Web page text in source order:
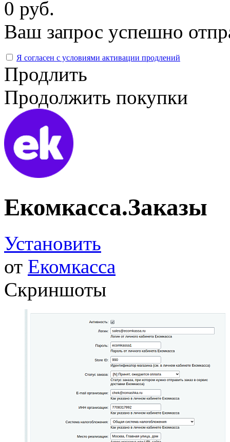
0 руб.
Ваш запрос успешно
Я согласен с условиями активации продлений
Продлить
Продолжить покупки
Екомкасса.Заказы
Установить
от Екомкасса
Скриншоты